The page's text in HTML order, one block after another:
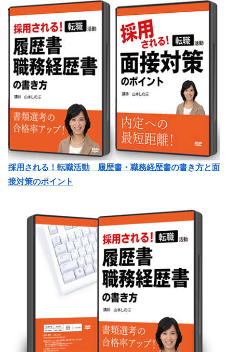
採用される！転職活動 履歴書・職務経歴書の書き方と面
接対策のポイント